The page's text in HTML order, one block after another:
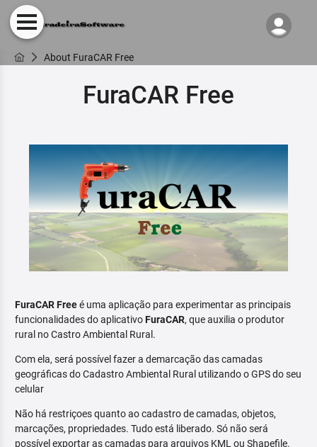
About FuraCAR Free
FuraCAR Free
FuraCAR Freeé uma aplicação para experimentar as principais
funcionalidades do aplicativoFuraCAR, que auxilia o produtor
rural no Castro Ambiental Rural.
Com ela, será possível fazer a demarcação das camadas
geográficas do Cadastro Ambiental Rural utilizando o GPS do seu
celular
Não há restriçoes quanto ao cadastro de camadas, objetos,
marcações, propriedades. Tudo está liberado. Só não será
possível exportar as camadas para arquivos KML ou Shapefile.